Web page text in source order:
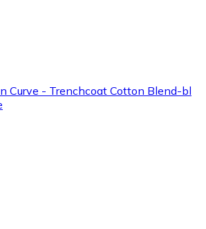
Curve - Trenchcoat Cotton Blend-bl